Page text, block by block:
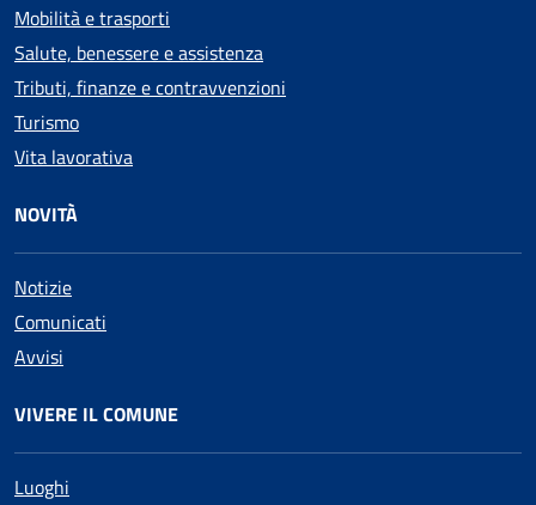
Mobilità e trasporti
Salute, benessere e assistenza
Tributi, finanze e contravvenzioni
Turismo
Vita lavorativa
NOVITÀ
Notizie
Comunicati
Avvisi
VIVERE IL COMUNE
Luoghi